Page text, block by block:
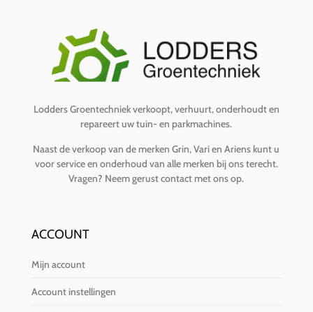
Lodders Groentechniek verkoopt, verhuurt, onderhoudt en
repareert uw tuin- en parkmachines.
Naast de verkoop van de merken Grin, Vari en Ariens kunt u
voor service en onderhoud van alle merken bij ons terecht.
Vragen? Neem gerust contact met ons op.
ACCOUNT
Mijn account
Account instellingen